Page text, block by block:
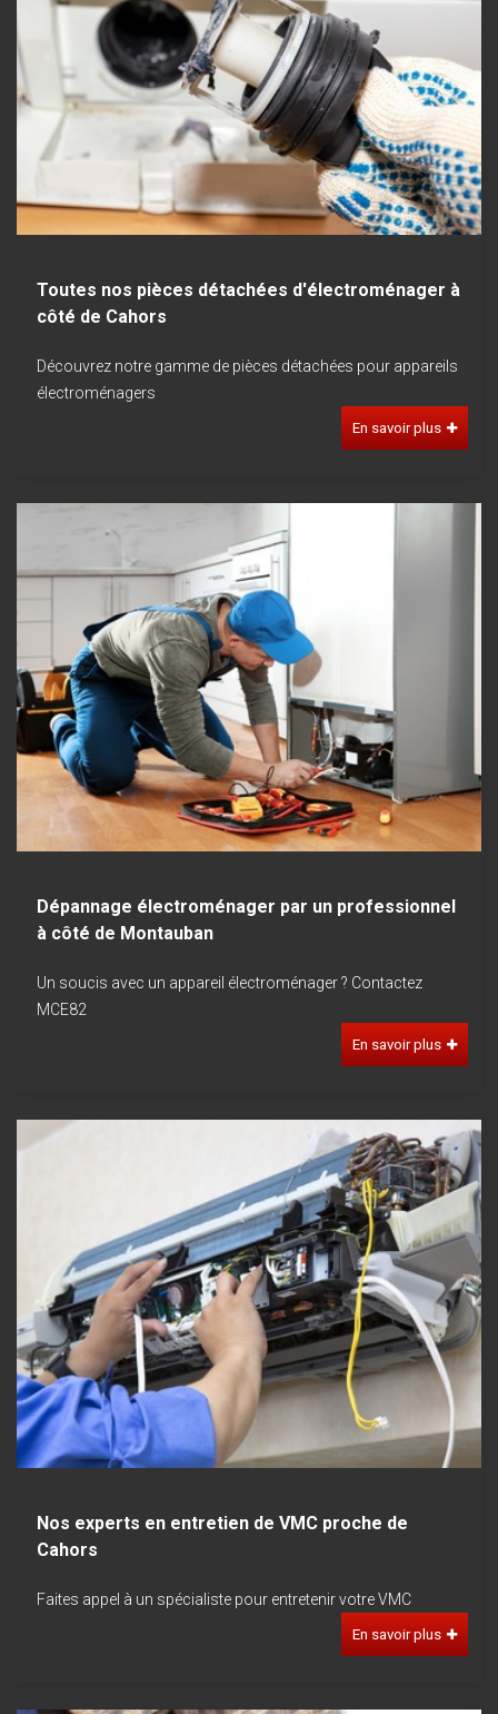
Toutes nos pièces détachées d'électroménager à
côté de Cahors
Découvrez notre gamme de pièces détachées pour appareils
électroménagers
En savoir plus
Dépannage électroménager par un professionnel
à côté de Montauban
Un soucis avec un appareil électroménager ? Contactez
MCE82
En savoir plus
Nos experts en entretien de VMC proche de
Cahors
Faites appel à un spécialiste pour entretenir votre VMC
En savoir plus